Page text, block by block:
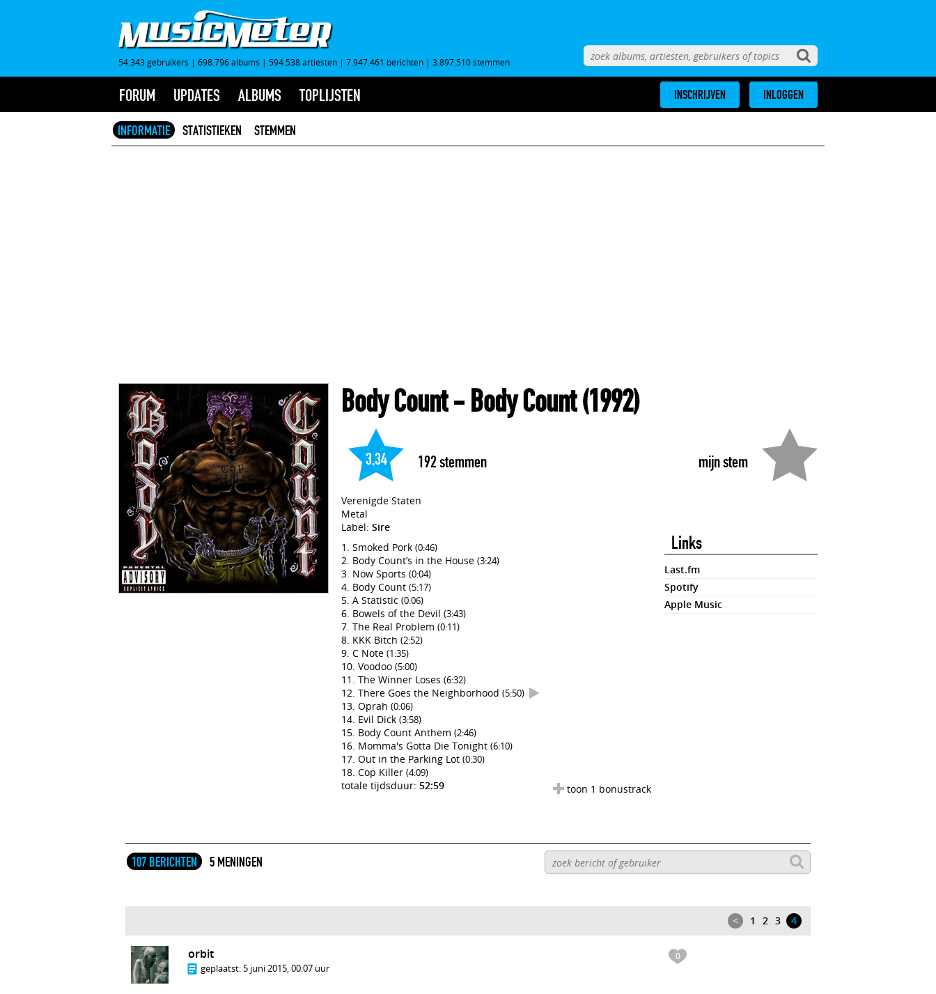
54.343 gebruikers | 698.796 albums | 594.538 artiesten | 7.947.461 berichten | 3.897.510 stemmen
FORUM UPDATES ALBUMS TOPLIJSTEN INSCHRIJVEN INLOGGEN
INFORMATIE STATISTIEKEN STEMMEN
Body Count- Body Count(1992)
mijn stem
3,34 192stemmen
Verenigde Staten
Metal
Label: Sire
Smoked Pork (0:46)
Body Count’s in the House (3:24)
Now Sports (0:04)
Body Count (5:17)
A Statistic (0:06)
Bowels of the Devil (3:43)
The Real Problem (0:11)
KKK Bitch (2:52)
C Note (1:35)
Voodoo (5:00)
The Winner Loses (6:32)
There Goes the Neighborhood (5:50)
Oprah (0:06)
Evil Dick (3:58)
Body Count Anthem (2:46)
Momma's Gotta Die Tonight (6:10)
Out in the Parking Lot (0:30)
Cop Killer (4:09)
toon 1 bonustrack
totale tijdsduur: 52:59
Links
Last.fm
Spotify
Apple Music
107 BERICHTEN 5 MENINGEN
< 1 2 3 4
0
orbit
geplaatst: 5 juni 2015, 00:07 uur